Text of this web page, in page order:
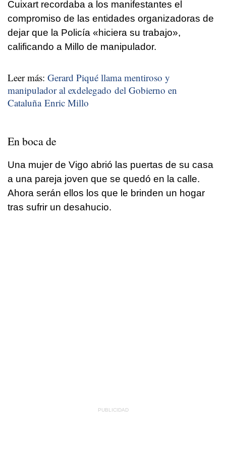
Cuixart recordaba a los manifestantes el
compromiso de las entidades organizadoras de
dejar que la Policía «hiciera su trabajo»,
calificando a Millo de manipulador.
Leer más: Gerard Piqué llama mentiroso y
manipulador al exdelegado del Gobierno en
Cataluña Enric Millo
En boca de
Una mujer de Vigo abrió las puertas de su casa
a una pareja joven que se quedó en la calle.
Ahora serán ellos los que le brinden un hogar
tras sufrir un desahucio.